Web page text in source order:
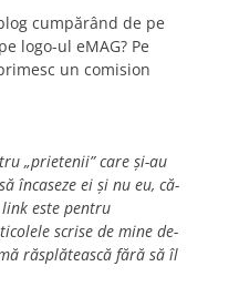
cumpărând de pe
logo-ul eMAG? Pe
un comision
„prietenii” care și-au
încaseze ei și nu eu, că-
este pentru
scrise de mine de-
răsplătească fără să îl